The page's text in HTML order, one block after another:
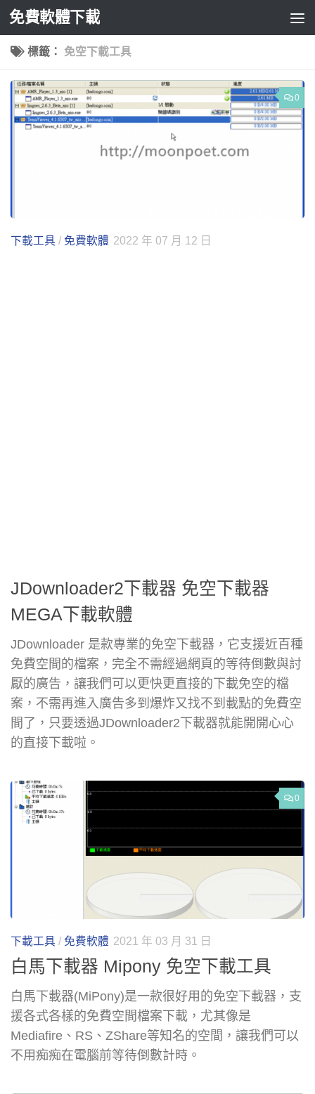
Skip to content
免費軟體下載
標籤： 免空下載工具
0
下載工具 / 免費軟體 2022 年 07 月 12 日
JDownloader2下載器 免空下載器
MEGA下載軟體
JDownloader 是款專業的免空下載器，它支援近百種
免費空間的檔案，完全不需經過網頁的等待倒數與討
厭的廣告，讓我們可以更快更直接的下載免空的檔
案，不需再進入廣告多到爆炸又找不到載點的免費空
間了，只要透過JDownloader2下載器就能開開心心
的直接下載啦。
0
下載工具 / 免費軟體 2021 年 03 月 31 日
白馬下載器 Mipony 免空下載工具
白馬下載器(MiPony)是一款很好用的免空下載器，支
援各式各樣的免費空間檔案下載，尤其像是
Mediafire、RS、ZShare等知名的空間，讓我們可以
不用痴痴在電腦前等待倒數計時。